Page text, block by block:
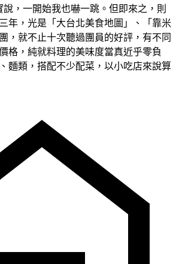
，一開始我也嚇一跳。但即來之，則
年，光是「大台北美食地圖」、「靠米
，就不止十次聽過團員的好評，有不同
格，純就料理的美味度當真近乎零負
麵類，搭配不少配菜，以小吃店來說算